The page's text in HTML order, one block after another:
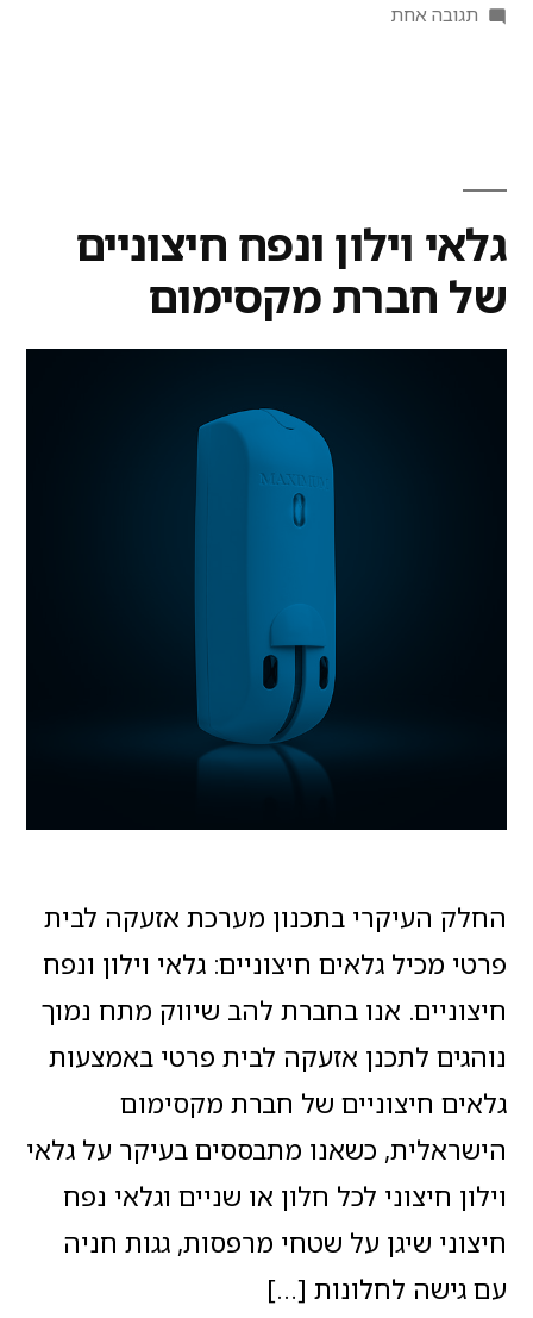
תגובה אחת
גלאי וילון ונפח חיצוניים
של חברת מקסימום
החלק העיקרי בתכנון מערכת אזעקה לבית
פרטי מכיל גלאים חיצוניים: גלאי וילון ונפח
חיצוניים. אנו בחברת להב שיווק מתח נמוך
נוהגים לתכנן אזעקה לבית פרטי באמצעות
גלאים חיצוניים של חברת מקסימום
הישראלית, כשאנו מתבססים בעיקר על גלאי
וילון חיצוני לכל חלון או שניים וגלאי נפח
חיצוני שיגן על שטחי מרפסות, גגות חניה
עם גישה לחלונות […]